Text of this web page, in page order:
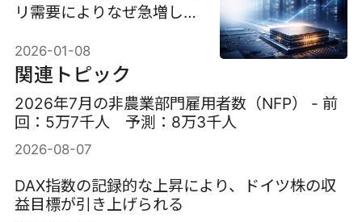
リ需要によりなぜ急増して
2026-01-08
関連トピック
2026年7月の非農業部門雇用者数（NFP） - 前
回：5万7千人 予測：8万3千人
2026-08-07
DAX指数の記録的な上昇により、ドイツ株の収
益目標が引き上げられる